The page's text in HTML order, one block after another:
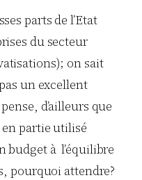
parts de l’Etat
du secteur
on sait
pas un excellent
d’ailleurs que
en partie utilisé
budget à l’équilibre
pourquoi attendre?